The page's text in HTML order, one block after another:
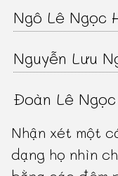
Ngô Lê Ngọc
Nguyễn Lưu
Đoàn Lê
Nhận xét một
dạng họ nhìn